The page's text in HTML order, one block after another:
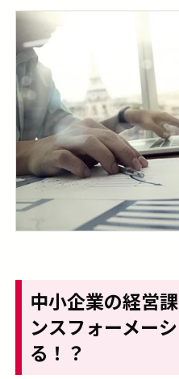
中小企業の経営
ンスフォーメー
る！？